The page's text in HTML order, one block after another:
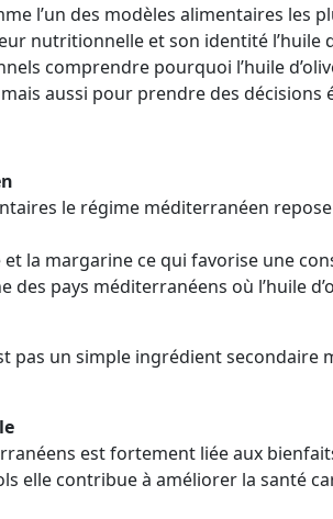
l’un des modèles alimentaires les
nutritionnelle et son identité l’huile
comprendre pourquoi l’huile
aussi pour prendre des
le régime méditerranéen
la margarine ce qui favorise une
des pays méditerranéens où l’huile
pas un simple ingrédient
est fortement liée aux
elle contribue à améliorer la santé